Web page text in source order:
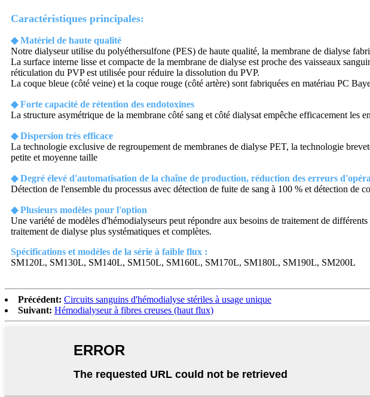
Caractéristiques principales:
◆ Matériel de haute qualité
Notre dialyseur utilise du polyéthersulfone (PES) de haute qualité, la membrane de dialyse
La surface interne lisse et compacte de la membrane de dialyse est proche des vaisseaux
réticulation du PVP est utilisée pour réduire la dissolution du PVP.
La coque bleue (côté veine) et la coque rouge (côté artère) sont fabriquées en matériau PC
◆ Forte capacité de rétention des endotoxines
La structure asymétrique de la membrane côté sang et côté dialysat empêche efficacement les
◆ Dispersion très efficace
La technologie exclusive de regroupement de membranes de dialyse PET, la technologie
petite et moyenne taille
◆ Degré élevé d'automatisation de la chaîne de production, réduction des erreurs
Détection de l'ensemble du processus avec détection de fuite de sang à 100 % et détection de
◆ Plusieurs modèles pour l'option
Une variété de modèles d'hémodialyseurs peut répondre aux besoins de traitement de
traitement de dialyse plus systématiques et complètes.
Spécifications et modèles de la série à faible flux :
SM120L, SM130L, SM140L, SM150L, ​​SM160L, SM170L, SM180L, SM190L, SM200L
Précédent: Circuits sanguins d'hémodialyse stériles à usage unique
Suivant: Hémodialyseur à fibres creuses (haut flux)